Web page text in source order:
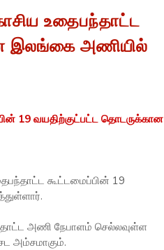
உதைபந்தாட்ட‌
இலங்கை அணியில்
19 வயதிற்குட்பட்ட தொடருக்கான
கூட்டமைப்பின் 19
அணி நேபாளம் செல்லவுள்ள
அம்சமாகும்.